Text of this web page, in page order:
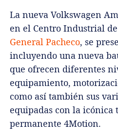
La nueva Volkswagen
en el Centro Industrial de
General Pacheco, se
incluyendo una nueva
que ofrecen diferentes
equipamiento,
como así también sus
equipadas con la
permanente 4Motion.